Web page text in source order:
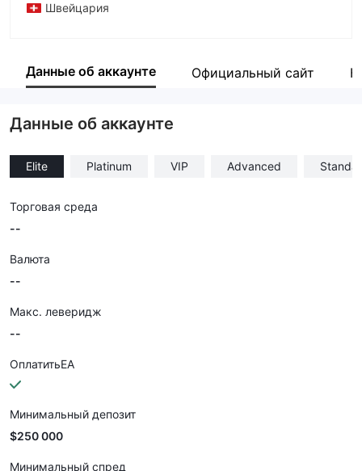
Швейцария
Компания
Данные об аккаунте Официальный сайт
Данные об аккаунте
Elite Platinum VIP Advanced
Торговая среда
--
Валюта
--
Макс. леверидж
--
ОплатитьEA
Минимальный депозит
$250 000
Минимальный спред